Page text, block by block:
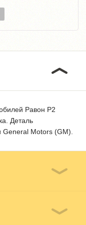
Равон Р2
Деталь
General Motors (GM).